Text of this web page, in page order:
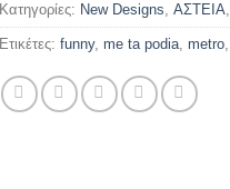
Κατηγορίες: New Designs, ΑΣΤΕΙΑ,
Ετικέτες: funny, me ta podia, metro,